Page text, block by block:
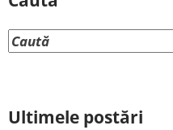
Ultimele postări